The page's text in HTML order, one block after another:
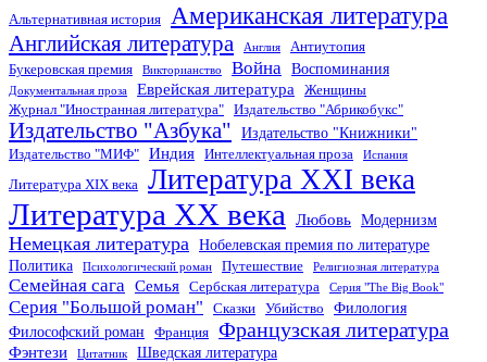
Альтернативная история Американская литература
Английская литература Англия
Антиутопия
Букеровская премия
Викторианство Война Воспоминания
Документальная проза Еврейская литература
Женщины
Журнал "Иностранная литература"
Издательство "Абрикобукс"
Издательство "Азбука" Издательство "Книжники"
Издательство "МИФ" Индия Интеллектуальная проза Испания
Литература XIX века Литература XXI века
Литература XX века Любовь Модернизм
Немецкая литература
Нобелевская премия по литературе
Политика
Психологический роман Путешествие Религиозная литература
Семейная сага Семья Сербская литература Серия "The Big Book"
Серия "Большой роман" Сказки Убийство
Филология
Философский роман
Франция Французская литература
Фэнтези Цитатник Шведская литература